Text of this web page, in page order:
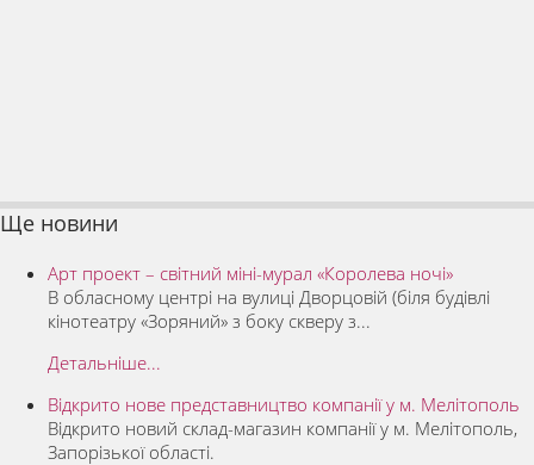
Ще новини
Арт проект – світний міні-мурал «Королева ночі»
В обласному центрі на вулиці Дворцовій (біля будівлі
кінотеатру «Зоряний» з боку скверу з...
Детальніше...
Відкрито нове представництво компанії у м. Мелітополь
Відкрито новий склад-магазин компанії у м. Мелітополь,
Запорізької області.